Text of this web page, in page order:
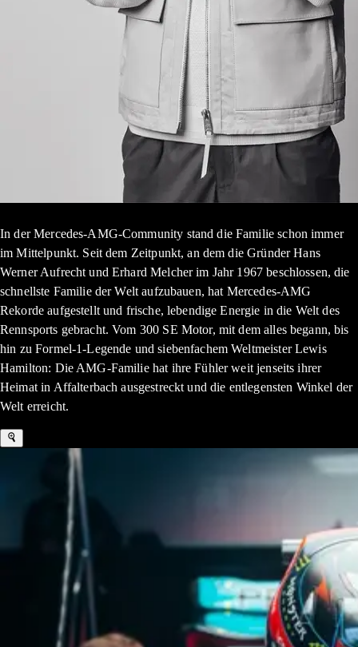
In der Mercedes-AMG-Community stand die Familie schon immer
im Mittelpunkt. Seit dem Zeitpunkt, an dem die Gründer Hans
Werner Aufrecht und Erhard Melcher im Jahr 1967 beschlossen, die
schnellste Familie der Welt aufzubauen, hat Mercedes-AMG
Rekorde aufgestellt und frische, lebendige Energie in die Welt des
Rennsports gebracht. Vom 300 SE Motor, mit dem alles begann, bis
hin zu Formel-1-Legende und siebenfachem Weltmeister Lewis
Hamilton: Die AMG-Familie hat ihre Fühler weit jenseits ihrer
Heimat in Affalterbach ausgestreckt und die entlegensten Winkel der
Welt erreicht.